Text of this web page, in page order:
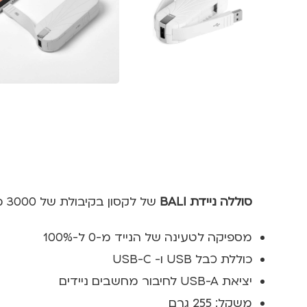
סוללה ניידת BALI של לקסון בקיבולת של 3000 מיליאמפר, סוללה חזקה לטעינת הנייד ומכשירים חשמליים נוספים בחיבורי USB שונים.
מספיקה לטעינה של הנייד מ-0 ל-100%
כוללת כבל USB ו- USB-C
יציאת USB-A לחיבור מחשבים ניידים
משקל: 255 גרם